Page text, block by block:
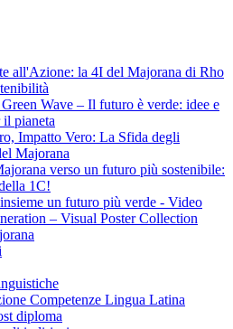
all'Azione: la 4I del Majorana di Rho
Wave – Il futuro è verde: idee e
pianeta
Impatto Vero: La Sfida degli
Majorana
verso un futuro più sostenibile:
1C!
un futuro più verde - Video
– Visual Poster Collection
Competenze Lingua Latina
diploma